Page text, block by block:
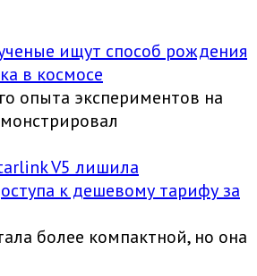
ищут способ рождения
в космосе
опыта экспериментов на
V5 лишила
к дешевому тарифу за
более компактной, но она